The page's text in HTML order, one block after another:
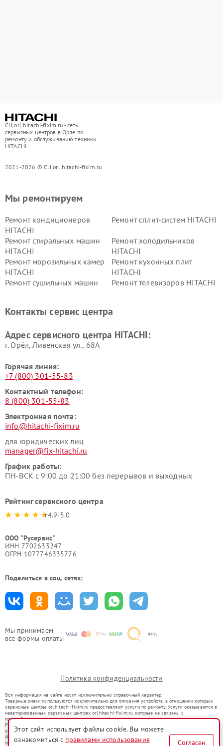
СЦ orl.hitachi-fixim.ru - сеть
сервисных центров в Орле по
ремонту и обслуживанию техники
HITACHI
2021-2026 © СЦ orl.hitachi-fixim.ru
Мы принимаем
все формы оплаты
Мы ремонтируем
Ремонт кондиционеров
HITACHI
Ремонт сплит-систем HITACHI
Ремонт стиральных машин
HITACHI
Ремонт холодильников
HITACHI
Ремонт морозильных камер
HITACHI
Ремонт кухонных плит
HITACHI
Ремонт сушильных машин
Ремонт телевизоров HITACHI
данных HITACHI
HITACHI
HITACHI
HITACHI
Контакты сервис центра
Адрес сервисного центра HITACHI:
г. Орёл, Ливенская ул., 68А
Горячая линия:
+7 (800) 301-55-83
Контактный телефон:
8 (800) 301-55-83
Электронная почта:
info@hitachi-fixim.ru
для юридических лиц
manager@fix-hitachi.ru
График работы:
ПН-ВСК с 9:00 до 21:00 без перерывов и выходных
Рейтинг сервисного центра
4.9-5.0
ООО "Русервис"
ИНН 7702633247
ОГРН 1077746335776
Поделиться в соц. сетях:
Политика конфиденциальности
Вся информация на сайте носит исключительно справочный характер.
Товарные знаки используются исключительно для описания устройств, в отношении которых
сервисные центры orl.hitachi-fixim.ru предоставляют услуги по ремонту. Услуги оказываются в
неавторизованных сервисных центрах orl.hitachi-fixim.ru, которые не связаны с
правообладателями товарных знаков или их официальными представителями.
Ремонт осуществляется для устройств, уже введенных в гражданский оборот в соответствии
со статьей 1487 ГК РФ.
Использование товарных знаков не преследует цели индивидуализации услуг или введения
потребителей в заблуждение, а служит для информирования о предоставляемых услугах по
Этот сайт использует файлы cookie. Вы можете
ознакомиться с правилами использования
Согласен